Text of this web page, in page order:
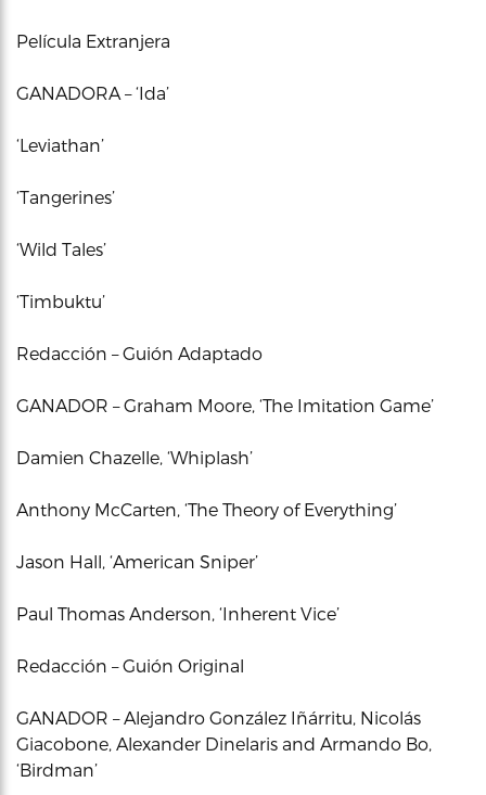
Película Extranjera
GANADORA – ‘Ida’
‘Leviathan’
‘Tangerines’
‘Wild Tales’
‘Timbuktu’
Redacción – Guión Adaptado
GANADOR – Graham Moore, ‘The Imitation Game’
Damien Chazelle, ‘Whiplash’
Anthony McCarten, ‘The Theory of Everything’
Jason Hall, ‘American Sniper’
Paul Thomas Anderson, ‘Inherent Vice’
Redacción – Guión Original
GANADOR – Alejandro González Iñárritu, Nicolás
Giacobone, Alexander Dinelaris and Armando Bo,
‘Birdman’